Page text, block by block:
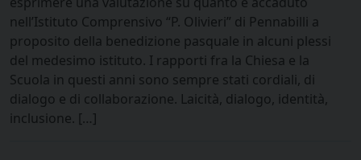
nell’Istituto Comprensivo “P. Olivieri” di Pennabilli a
proposito della benedizione pasquale in alcuni plessi
del medesimo istituto. I rapporti fra la Chiesa e la
Scuola in questi anni sono sempre stati cordiali, di
dialogo e di collaborazione. Laicità, dialogo, identità,
inclusione. […]